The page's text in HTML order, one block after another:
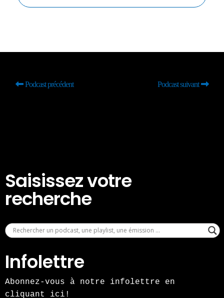
Podcast précédent Podcast suivant
Saisissez votre
recherche
Infolettre
Abonnez-vous à notre infolettre en
cliquant ici!